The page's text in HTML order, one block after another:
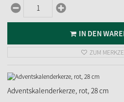
IN DEN
ZUM
Adventskalenderkerze, rot, 28 cm